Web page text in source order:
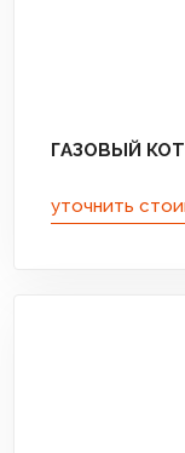
ГАЗОВЫЙ
уточнить